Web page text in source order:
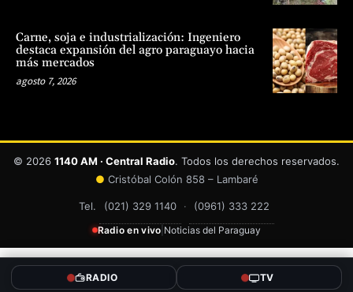
Carne, soja e industrialización: Ingeniero
destaca expansión del agro paraguayo hacia
más mercados
agosto 7, 2026
RADIO TV
© 2026 1140 AM · Central Radio. Todos los derechos reservados.
● Cristóbal Colón 858 – Lambaré
Tel. (021) 329 1140 · (0961) 333 222
Radio en vivo Noticias del Paraguay